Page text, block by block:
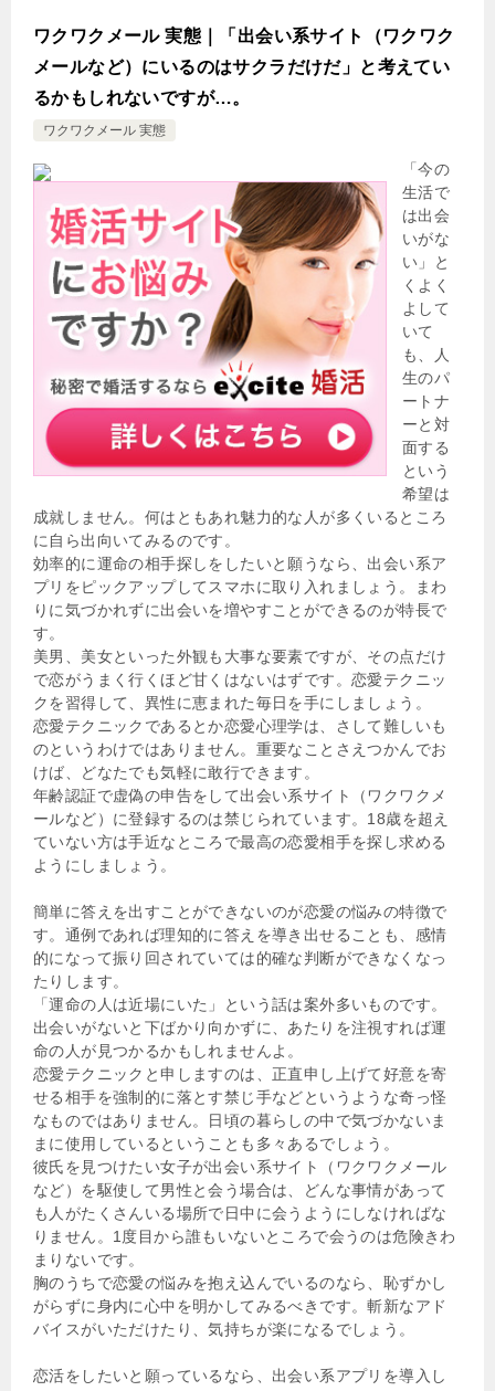
ワクワクメール 実態｜「出会い系サイト（ワクワク
メールなど）にいるのはサクラだけだ」と考えてい
るかもしれないですが…。
ワクワクメール 実態
「今の
生活で
は出会
いがな
い」と
くよく
よして
いて
も、人
生のパ
ートナ
ーと対
面する
という
希望は
成就しません。何はともあれ魅力的な人が多くいるところ
に自ら出向いてみるのです。
効率的に運命の相手探しをしたいと願うなら、出会い系ア
プリをピックアップしてスマホに取り入れましょう。まわ
りに気づかれずに出会いを増やすことができるのが特長で
す。
美男、美女といった外観も大事な要素ですが、その点だけ
で恋がうまく行くほど甘くはないはずです。恋愛テクニッ
クを習得して、異性に恵まれた毎日を手にしましょう。
恋愛テクニックであるとか恋愛心理学は、さして難しいも
のというわけではありません。重要なことさえつかんでお
けば、どなたでも気軽に敢行できます。
年齢認証で虚偽の申告をして出会い系サイト（ワクワクメ
ールなど）に登録するのは禁じられています。18歳を超え
ていない方は手近なところで最高の恋愛相手を探し求める
ようにしましょう。
簡単に答えを出すことができないのが恋愛の悩みの特徴で
す。通例であれば理知的に答えを導き出せることも、感情
的になって振り回されていては的確な判断ができなくなっ
たりします。
「運命の人は近場にいた」という話は案外多いものです。
出会いがないと下ばかり向かずに、あたりを注視すれば運
命の人が見つかるかもしれませんよ。
恋愛テクニックと申しますのは、正直申し上げて好意を寄
せる相手を強制的に落とす禁じ手などというような奇っ怪
なものではありません。日頃の暮らしの中で気づかないま
まに使用しているということも多々あるでしょう。
彼氏を見つけたい女子が出会い系サイト（ワクワクメール
など）を駆使して男性と会う場合は、どんな事情があって
も人がたくさんいる場所で日中に会うようにしなければな
りません。1度目から誰もいないところで会うのは危険きわ
まりないです。
胸のうちで恋愛の悩みを抱え込んでいるのなら、恥ずかし
がらずに身内に心中を明かしてみるべきです。斬新なアド
バイスがいただけたり、気持ちが楽になるでしょう。
恋活をしたいと願っているなら、出会い系アプリを導入し